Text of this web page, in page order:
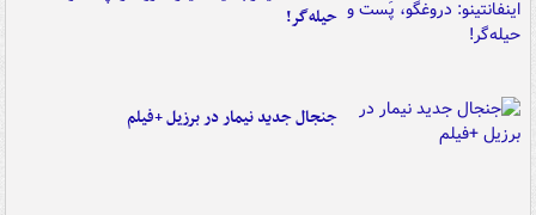
حیله‌گر!
جنجال جدید نیمار در برزیل +فیلم